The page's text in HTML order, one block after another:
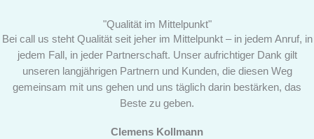
"Qualität im Mittelpunkt"
Bei call us steht Qualität seit jeher im Mittelpunkt – in jedem Anruf, in
jedem Fall, in jeder Partnerschaft. Unser aufrichtiger Dank gilt
unseren langjährigen Partnern und Kunden, die diesen Weg
gemeinsam mit uns gehen und uns täglich darin bestärken, das
Beste zu geben.
Clemens Kollmann